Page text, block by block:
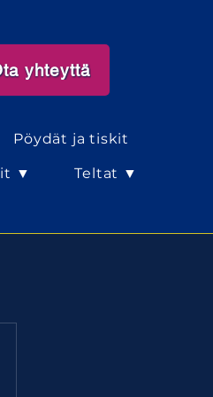
yhteyttä
Pöydät ja tiskit
▼ Teltat ▼